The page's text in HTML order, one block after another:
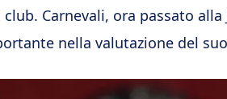
Carnevali, ora passato alla
nella valutazione del